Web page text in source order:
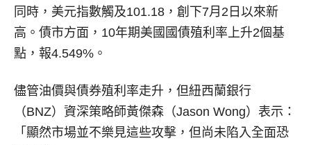
同時，美元指數觸及101.18，創下7月2日以來新
高。債市方面，10年期美國國債殖利率上升2個基
點，報4.549%。
儘管油價與債券殖利率走升，但紐西蘭銀行
（BNZ）資深策略師黃傑森（Jason Wong）表示：
「顯然市場並不樂見這些攻擊，但尚未陷入全面恐